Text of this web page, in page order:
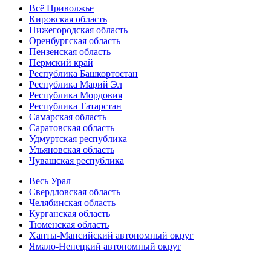
Всё Приволжье
Кировская область
Нижегородская область
Оренбургская область
Пензенская область
Пермский край
Республика Башкортостан
Республика Марий Эл
Республика Мордовия
Республика Татарстан
Самарская область
Саратовская область
Удмуртская республика
Ульяновская область
Чувашская республика
Весь Урал
Свердловская область
Челябинская область
Курганская область
Тюменская область
Ханты-Мансийский автономный округ
Ямало-Ненецкий автономный округ